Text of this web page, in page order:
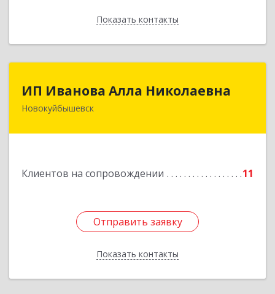
Показать контакты
Назад
ИП Иванова Алла Николаевна
Новокуйбышевск
Клиентов на сопровождении 11
Отправить заявку
Показать контакты
Отправить заявку
Назад